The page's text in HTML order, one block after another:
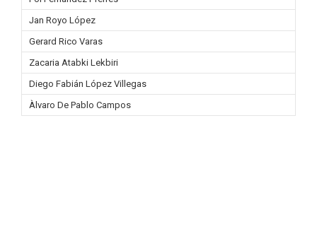
Jan Royo López
Gerard Rico Varas
Zacaria Atabki Lekbiri
Diego Fabián López Villegas
Àlvaro De Pablo Campos